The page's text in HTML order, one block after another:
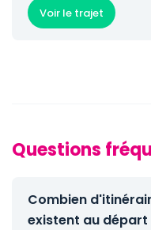
Voir le trajet
Questions
Combien
existent au départ